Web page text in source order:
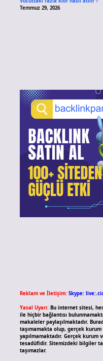
Temmuz 29, 2026
Reklam ve İletişim: Skype:
Yasal Uyarı: Bu internet sitesi,
ile hiçbir bağlantısı
makaleler paylaşılmaktadır.
taşımamakta olup, gerçek kurum
yapılmamaktadır. Gerçek
tesadüfidir. Sitemizdeki bilgiler
taşımazlar.